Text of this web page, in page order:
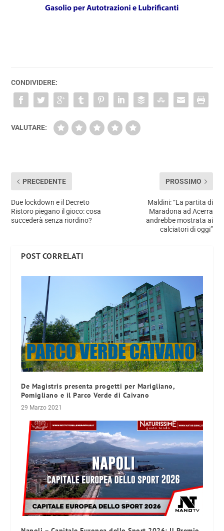
CONDIVIDERE:
VALUTARE:
PRECEDENTE
Due lockdown e il Decreto
Ristoro piegano il gioco: cosa
succederà senza riordino?
PROSSIMO
Maldini: “La partita di
Maradona ad Acerra
andrebbe mostrata ai
calciatori di oggi”
POST CORRELATI
De Magistris presenta progetti per Marigliano,
Pomigliano e il Parco Verde di Caivano
29 Marzo 2021